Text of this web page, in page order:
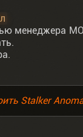
менеджера
Stalker